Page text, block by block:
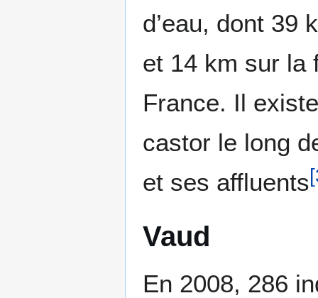
d’eau, dont 39
et 14 km sur la
France. Il
castor le long
et ses affluents[
Vaud
En 2008, 286